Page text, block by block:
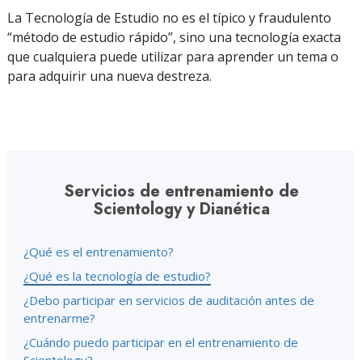
La Tecnología de Estudio no es el típico y fraudulento
“método de estudio rápido”, sino una tecnología exacta
que cualquiera puede utilizar para aprender un tema o
para adquirir una nueva destreza.
Servicios de entrenamiento de
Scientology y Dianética
¿Qué es el entrenamiento?
¿Qué es la tecnología de estudio?
¿Debo participar en servicios de auditación antes de
entrenarme?
¿Cuándo puedo participar en el entrenamiento de